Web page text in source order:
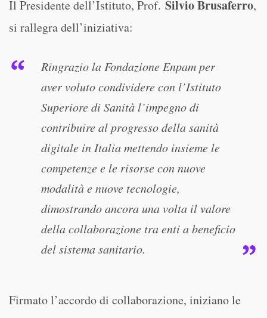
Il Presidente dell’Istituto, Prof. Silvio Brusaferro,
si rallegra dell’iniziativa:
Ringrazio la Fondazione Enpam per
aver voluto condividere con l’Istituto
Superiore di Sanità l’impegno di
contribuire al progresso della sanità
digitale in Italia mettendo insieme le
competenze e le risorse con nuove
modalità e nuove tecnologie,
dimostrando ancora una volta il valore
della collaborazione tra enti a beneficio
del sistema sanitario.
Firmato l’accordo di collaborazione, iniziano le